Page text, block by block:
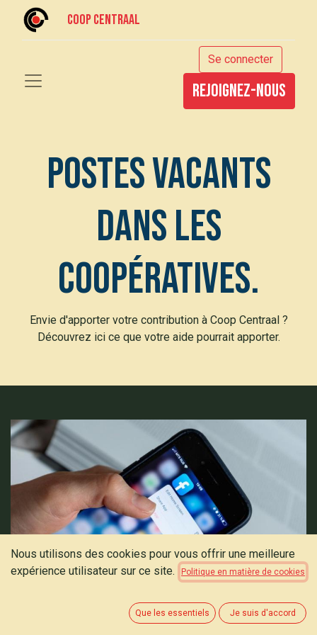
Coop centraal
Se connecter
rejoignez-nous
Postes vacants
dans les
coopératives.
Envie d'apporter votre contribution à Coop Centraal ?
Découvrez ici ce que votre aide pourrait apporter.
Nous utilisons des cookies pour vous offrir une meilleure
expérience utilisateur sur ce site.
Politique en matière de cookies
Que les essentiels Je suis d'accord